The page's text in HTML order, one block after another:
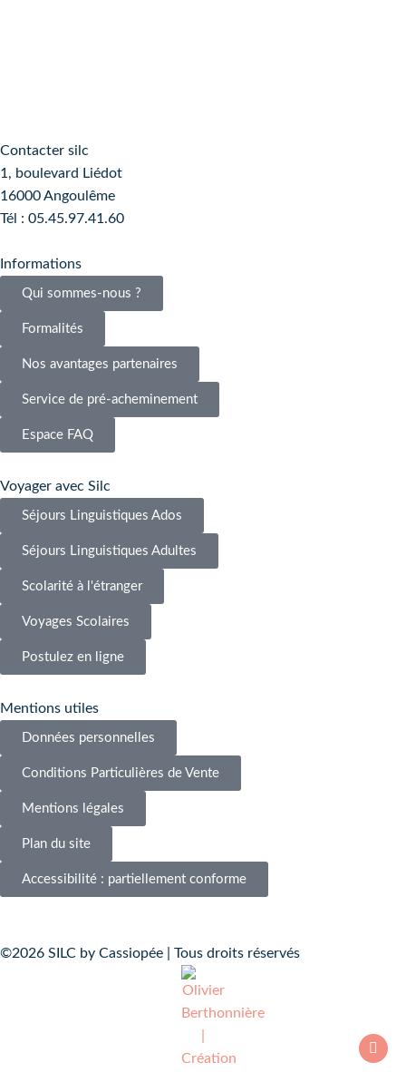
Contacter silc
1, boulevard Liédot
16000 Angoulême
Tél : 05.45.97.41.60
Informations
Qui sommes-nous ?
Formalités
Nos avantages partenaires
Service de pré-acheminement
Espace FAQ
Voyager avec Silc
Séjours Linguistiques Ados
Séjours Linguistiques Adultes
Scolarité à l'étranger
Voyages Scolaires
Postulez en ligne
Mentions utiles
Données personnelles
Conditions Particulières de Vente
Mentions légales
Plan du site
Accessibilité : partiellement conforme
©2026 SILC by Cassiopée | Tous droits réservés